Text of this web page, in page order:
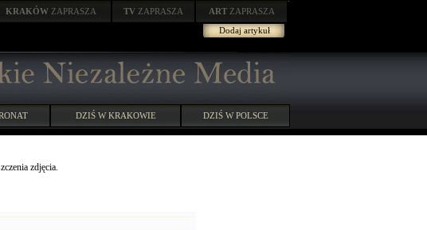
KRAKÓW ZAPRASZA TV ZAPRASZA ART ZAPRASZA
Dodaj artykuł
DZIŚ W KRAKOWIE DZIŚ W POLSCE
zdjęcia.